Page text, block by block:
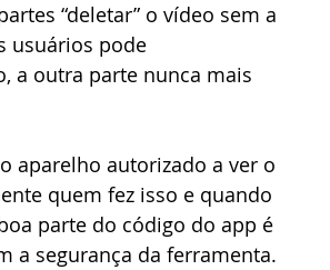
“deletar” o vídeo sem a
usuários pode
a outra parte nunca mais
aparelho autorizado a ver o
quem fez isso e quando
parte do código do app é
a segurança da ferramenta.